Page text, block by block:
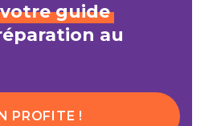
votre guide
au
PROFITE !